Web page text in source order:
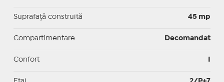
Suprafaţă construită 45 mp
Compartimentare Decomandat
Confort